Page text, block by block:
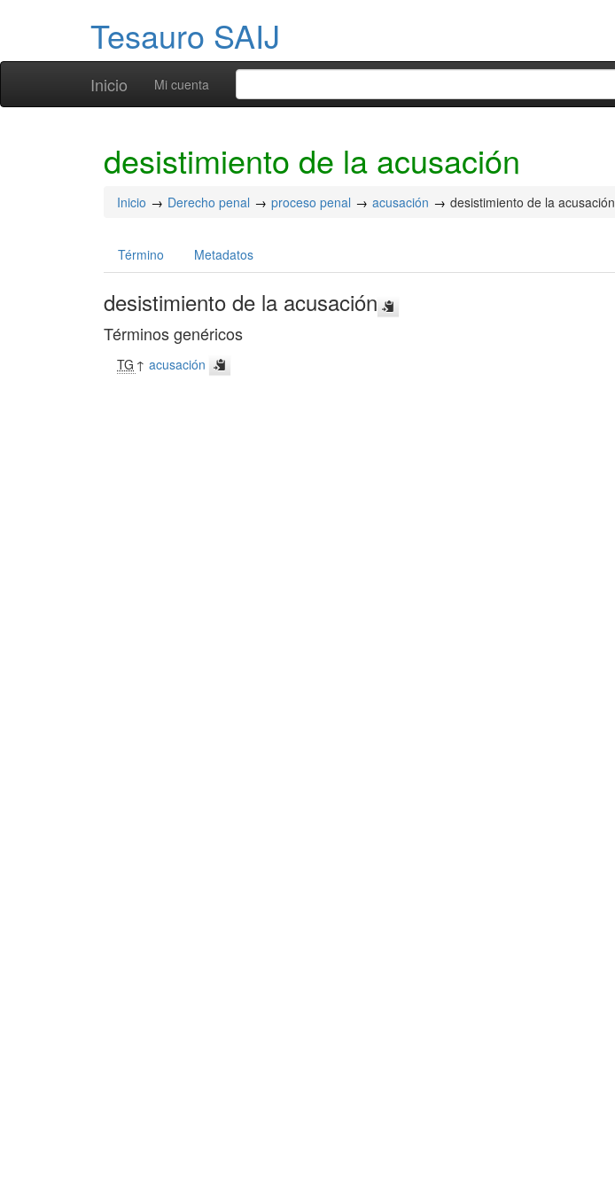
Tesauro SAIJ
Inicio Mi cuenta
desistimiento de la acusación
Inicio Derecho penal proceso penal acusación desistimiento de la acusación
Término Metadatos
desistimiento de la acusación
Términos genéricos
TG ↑acusación